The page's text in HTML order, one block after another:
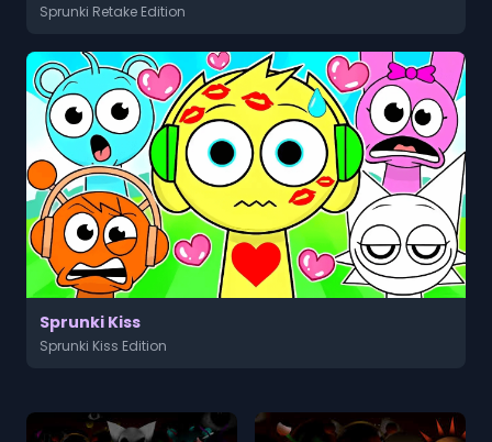
Sprunki Retake Edition
Sprunki Kiss
Sprunki Kiss Edition